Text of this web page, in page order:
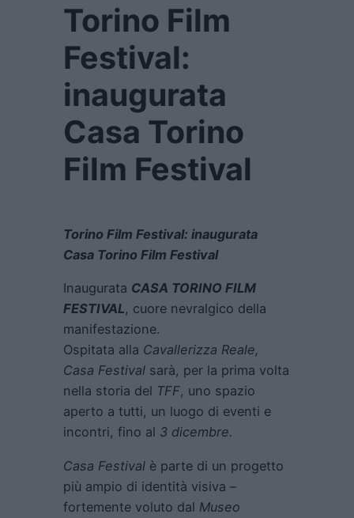
Torino Film
Festival:
inaugurata
Casa Torino
Film Festival
Torino Film Festival: inaugurata
Casa Torino Film Festival
Inaugurata CASA TORINO FILM
FESTIVAL, cuore nevralgico della
manifestazione.
Ospitata alla Cavallerizza Reale,
Casa Festival sarà, per la prima volta
nella storia del TFF, uno spazio
aperto a tutti, un luogo di eventi e
incontri, fino al 3 dicembre.
Casa Festival è parte di un progetto
più ampio di identità visiva –
fortemente voluto dal Museo